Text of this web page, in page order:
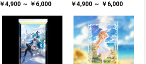
￥4,900 ～ ￥6,000
￥4,900 ～ ￥6,000